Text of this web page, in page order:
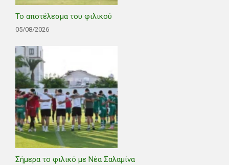
Το αποτέλεσμα του φιλικού
05/08/2026
Σήμερα το φιλικό με Νέα Σαλαμίνα